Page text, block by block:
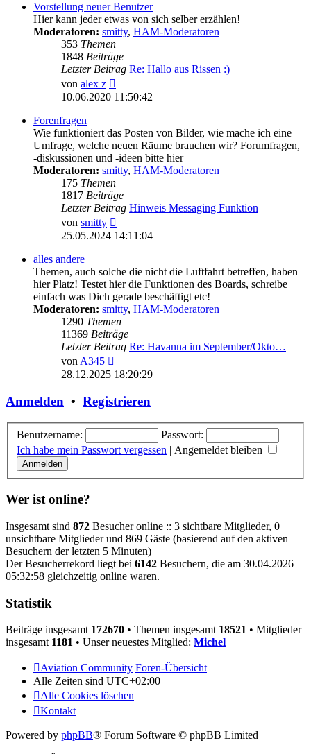
Vorstellung neuer Benutzer
Hier kann jeder etwas von sich selber erzählen!
Moderatoren: smitty, HAM-Moderatoren
353 Themen
1848 Beiträge
Letzter Beitrag Re: Hallo aus Rissen :)
von alex z
Beitrag
10.06.2020 11:50:42
Forenfragen
Wie funktioniert das Posten von Bilder, wie mache ich eine
Umfrage, welche neuen Räume brauchen wir? Forumfragen,
-diskussionen und -ideen bitte hier
Moderatoren: smitty, HAM-Moderatoren
175 Themen
1817 Beiträge
Letzter Beitrag Hinweis Messaging Funktion
von smitty
Beitrag
25.05.2024 14:11:04
alles andere
Themen, auch solche die nicht die Luftfahrt betreffen, haben
hier Platz! Testet hier die Funktionen des Boards, schreibe
einfach was Dich gerade beschäftigt etc!
Moderatoren: smitty, HAM-Moderatoren
1290 Themen
11369 Beiträge
Letzter Beitrag Re: Havanna im September/Okto…
vonA345
Beitrag
28.12.2025 18:20:29
Anmelden • Registrieren
Benutzername:
Passwort:
Ich habe mein Passwort vergessen | Angemeldet bleiben
Wer ist online?
Insgesamt sind 872 Besucher online :: 3 sichtbare Mitglieder, 0
unsichtbare Mitglieder und 869 Gäste (basierend auf den aktiven
Besuchern der letzten 5 Minuten)
Der Besucherrekord liegt bei 6142 Besuchern, die am 30.04.2026
05:32:58 gleichzeitig online waren.
Statistik
Beiträge insgesamt 172670 • Themen insgesamt 18521 • Mitglieder
insgesamt 1181 • Unser neuestes Mitglied: Michel
Aviation Community Foren-Übersicht
Alle Zeiten sind UTC+02:00
Alle Cookies löschen
Kontakt
Powered by phpBB® Forum Software © phpBB Limited